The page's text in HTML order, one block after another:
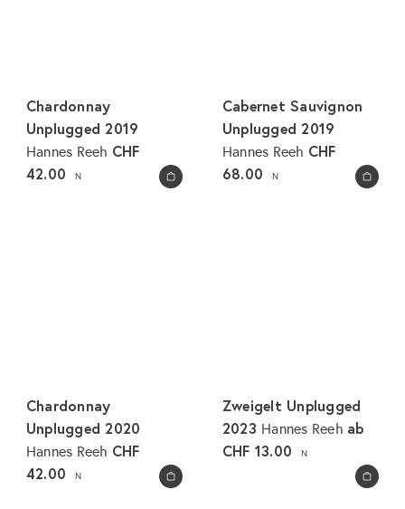
In den Warenkorb legen
Chardonnay
Unplugged 2019
Hannes Reeh CHF
42.00
N In den Warenkorb legen
Cabernet Sauvignon
Unplugged 2019
Hannes Reeh CHF
68.00
N
In den Warenkorb legen
Chardonnay
Unplugged 2020
Hannes Reeh CHF
42.00
N In den Warenkorb legen
Zweigelt Unplugged
2023 Hannes Reeh ab
CHF 13.00
N